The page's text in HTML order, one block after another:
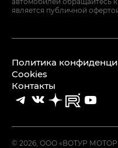
является публичной
© 2026, ООО «ВОТУР МОТОР
Политика
Cookies
Контакты